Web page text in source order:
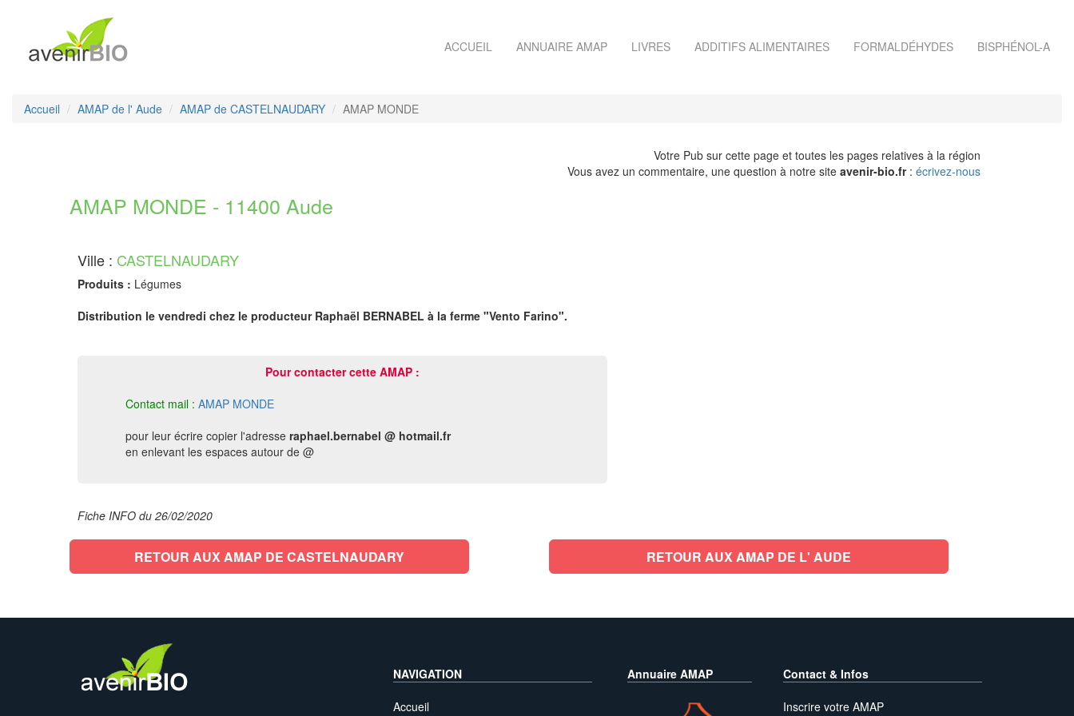
ACCUEIL ANNUAIRE AMAP LIVRES ADDITIFS ALIMENTAIRES FORMALDÉHYDES BISPHÉNOL-A
Accueil AMAP de l' Aude AMAP de CASTELNAUDARY AMAP MONDE
Votre Pub sur cette page et toutes les pages relatives à la région
Vous avez un commentaire, une question à notre site avenir-bio.fr: écrivez-nous
AMAP MONDE - 11400 Aude
Ville : CASTELNAUDARY
Produits : Légumes
Distribution le vendredi chez le producteur Raphaël BERNABEL à la ferme "Vento Farino".
Pour contacter cette AMAP :
Contact mail : AMAP MONDE
pour leur écrire copier l'adresse raphael.bernabel @ hotmail.fr
en enlevant les espaces autour de @
Fiche INFO du 26/02/2020
RETOUR AUX AMAP DE CASTELNAUDARY RETOUR AUX AMAP DE L' AUDE
NAVIGATION
Accueil
Annuaire AMAP Contact & Infos
Inscrire votre AMAP